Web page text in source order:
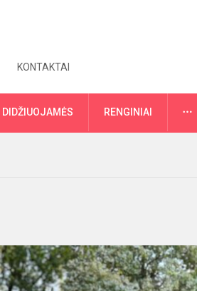
KONTAKTAI
DIDŽIUOJAMĖS RENGINIAI